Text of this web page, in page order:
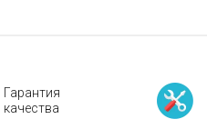
Гарантия
качества